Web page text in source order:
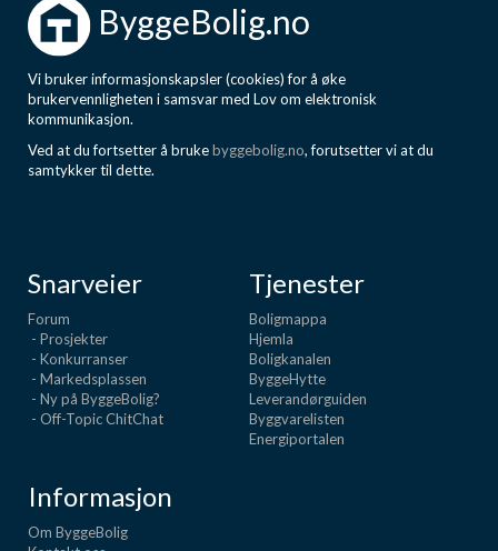
ByggeBolig.no
Vi bruker informasjonskapsler (cookies) for å øke
brukervennligheten i samsvar med Lov om elektronisk
kommunikasjon.
Ved at du fortsetter å brukebyggebolig.no, forutsetter vi at du
samtykker til dette.
Snarveier
Forum
- Prosjekter
- Konkurranser
- Markedsplassen
- Ny på ByggeBolig?
- Off-Topic ChitChat
Tjenester
Boligmappa
Hjemla
Boligkanalen
ByggeHytte
Leverandørguiden
Byggvarelisten
Energiportalen
Informasjon
Om ByggeBolig